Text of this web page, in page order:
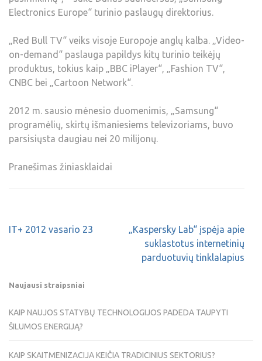
Electronics Europe“ turinio paslaugų direktorius.
„Red Bull TV“ veiks visoje Europoje anglų kalba. „Video-
on-demand“ paslauga papildys kitų turinio teikėjų
produktus, tokius kaip „BBC iPlayer“, „Fashion TV“,
CNBC bei „Cartoon Network“.
2012 m. sausio mėnesio duomenimis, „Samsung“
programėlių, skirtų išmaniesiems televizoriams, buvo
parsisiųsta daugiau nei 20 milijonų.
Pranešimas žiniasklaidai
IT+ 2012 vasario 23
„Kaspersky Lab“ įspėja apie
suklastotus internetinių
parduotuvių tinklalapius
Naujausi straipsniai
KAIP NAUJOS STATYBŲ TECHNOLOGIJOS PADEDA TAUPYTI
ŠILUMOS ENERGIJĄ?
KAIP SKAITMENIZACIJA KEIČIA TRADICINIUS SEKTORIUS?